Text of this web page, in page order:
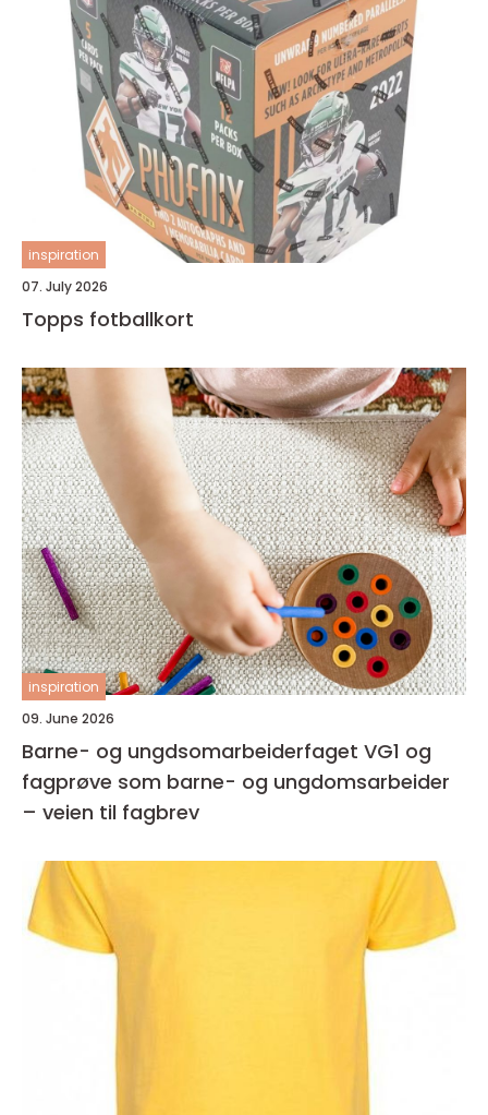
inspiration
07. July 2026
Topps fotballkort
inspiration
09. June 2026
Barne- og ungdsomarbeiderfaget VG1 og
fagprøve som barne- og ungdomsarbeider
– veien til fagbrev